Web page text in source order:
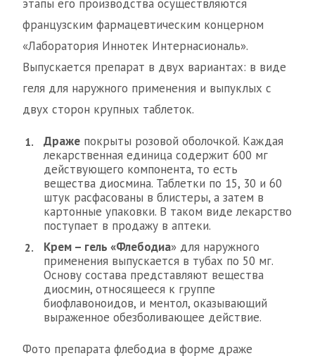
этапы его производства осуществляются
французским фармацевтическим концерном
«Лаборатория Иннотек Интернасиональ».
Выпускается препарат в двух вариантах: в виде
геля для наружного применения и выпуклых с
двух сторон крупных таблеток.
Драже покрыты розовой оболочкой. Каждая
лекарственная единица содержит 600 мг
действующего компонента, то есть
вещества диосмина. Таблетки по 15, 30 и 60
штук расфасованы в блистеры, а затем в
картонные упаковки. В таком виде лекарство
поступает в продажу в аптеки.
Крем – гель «Флебодиа» для наружного
применения выпускается в тубах по 50 мг.
Основу состава представляют вещества
диосмин, относящееся к группе
биофлавоноидов, и ментол, оказывающий
выраженное обезболивающее действие.
Фото препарата флебодиа в форме драже